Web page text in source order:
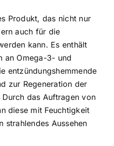
Produkt, das nicht nur
auch für die
kann. Es enthält
an Omega-3- und
entzündungshemmende
zur Regeneration der
das Auftragen von
diese mit Feuchtigkeit
strahlendes Aussehen